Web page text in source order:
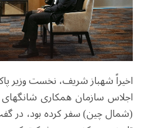
اخیراً شهباز شریف، نخست وزیر
(شمال چین) سفر کرده بود، در